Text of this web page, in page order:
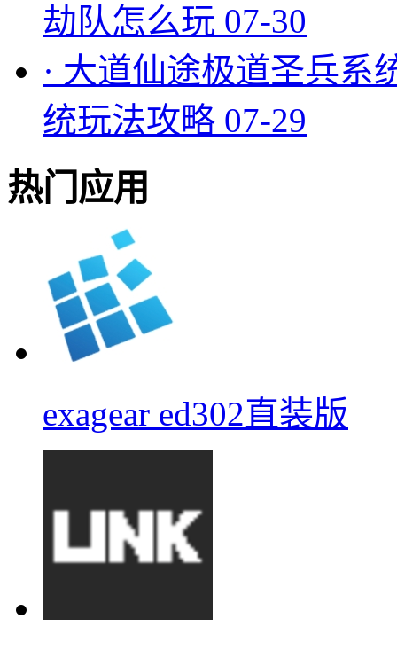
劫队怎么玩 07-30
· 大道仙途极道圣兵系
统玩法攻略 07-29
热门应用
exagear ed302直装版